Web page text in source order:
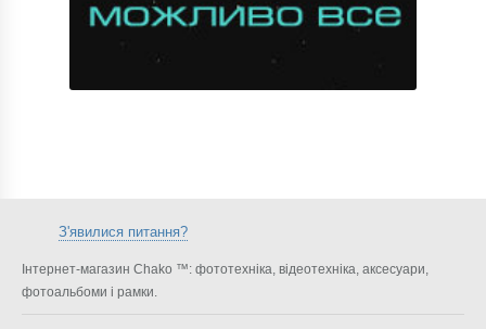
З'явилися питання?
Інтернет-магазин Chako ™: фототехніка, відеотехніка, аксесуари,
фотоальбоми і рамки.